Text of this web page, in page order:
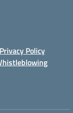
Privacy Policy